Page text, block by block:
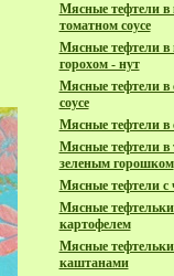
Мясные тефтели в
томатном соусе
Мясные тефтели в
горохом - нут
Мясные тефтели в
соусе
Мясные тефтели в
Мясные тефтели в
зеленым горошком
Мясные тефтели с
Мясные
картофелем
Мясные
каштанами